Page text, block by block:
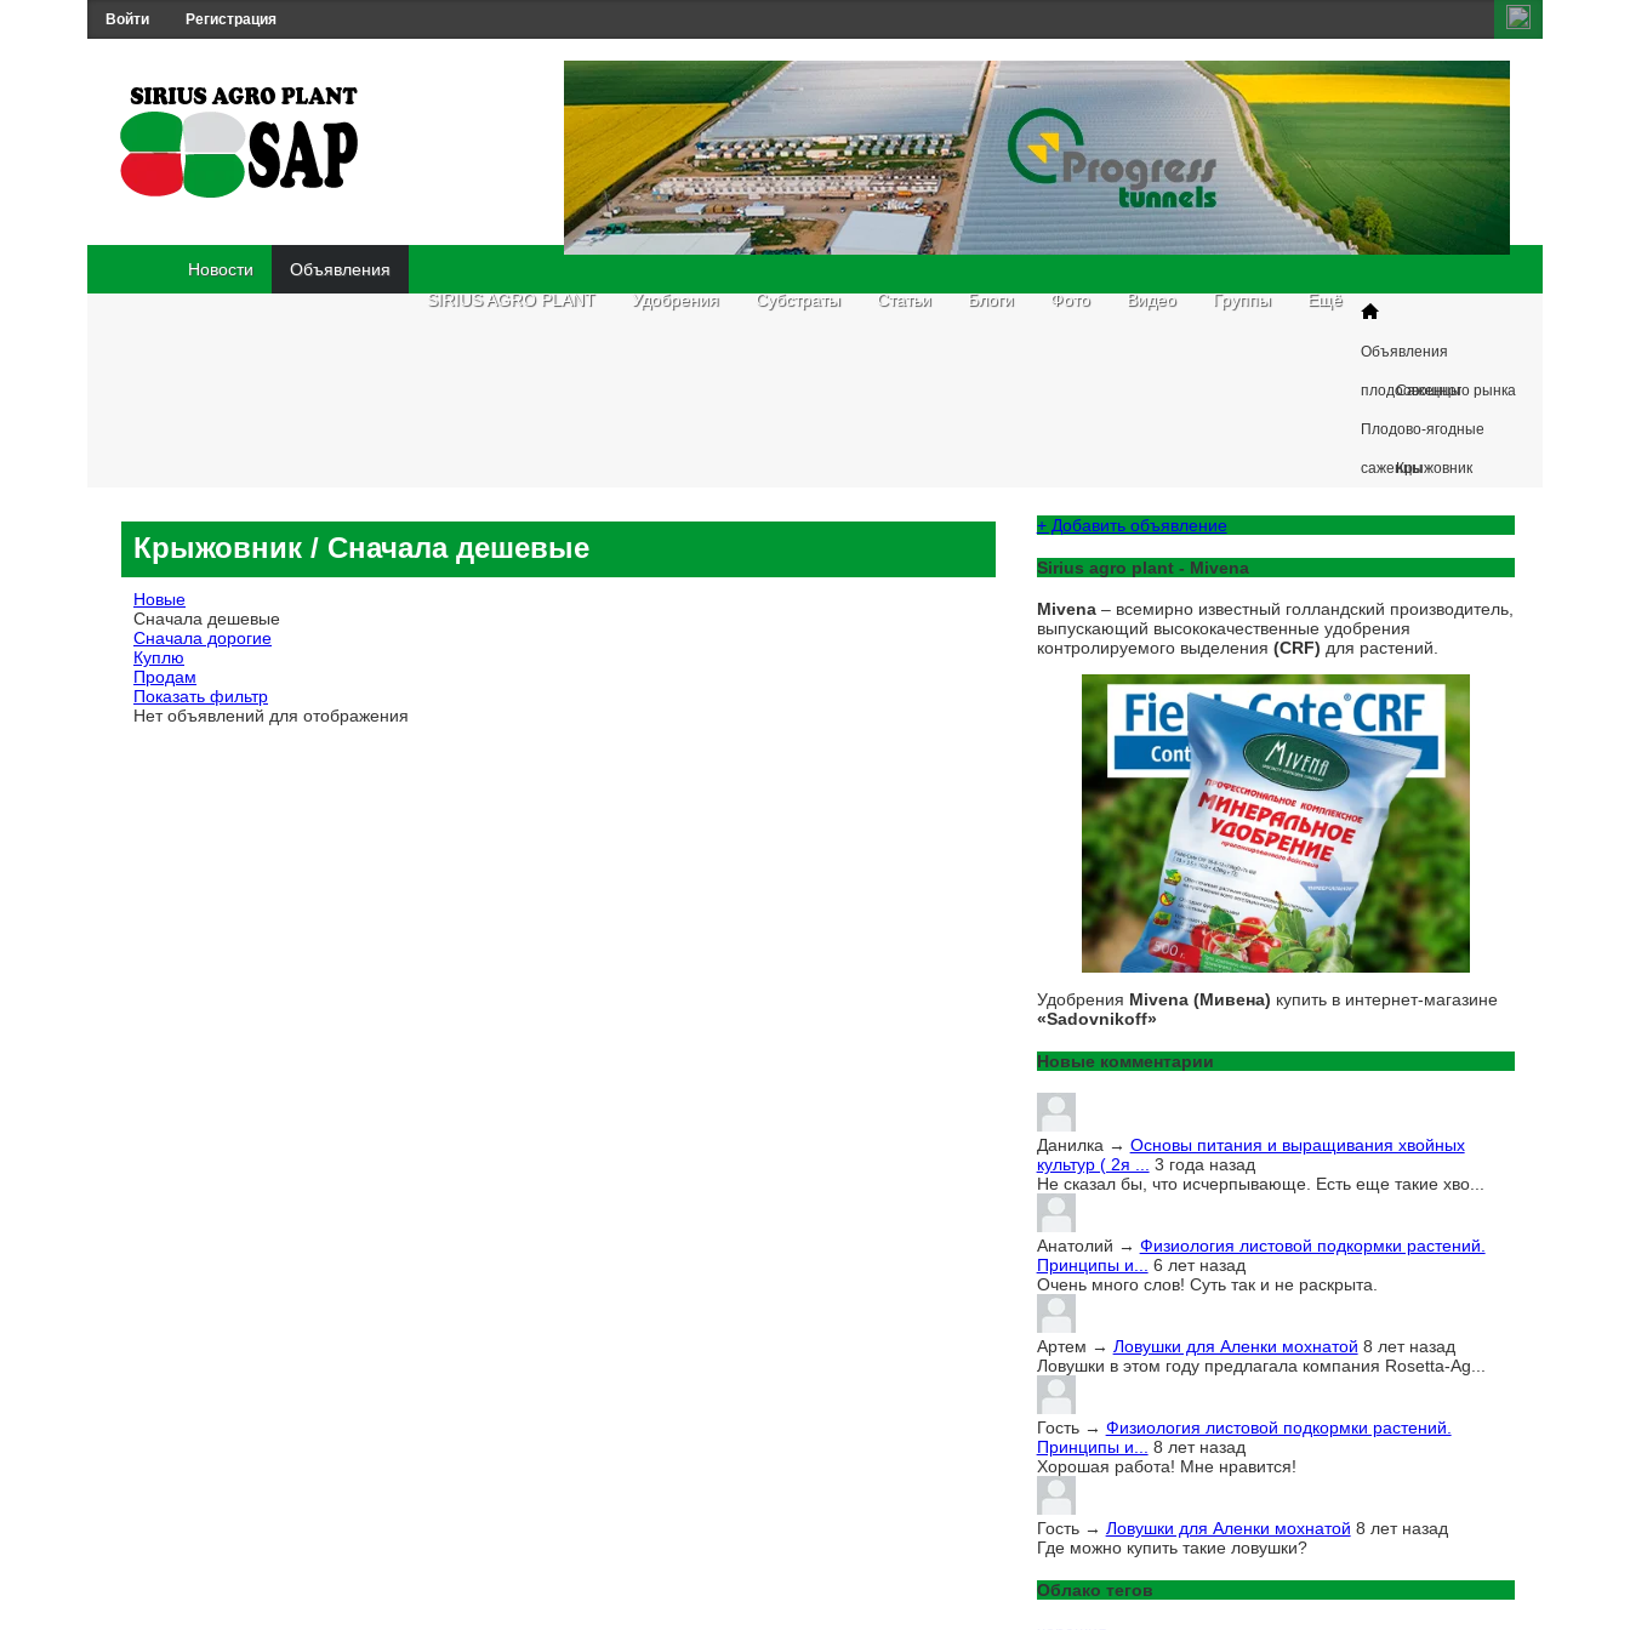
Войти Регистрация
Новости
Объявления
SIRIUS AGRO PLANT
Удобрения Субстраты Статьи Блоги Фото Видео Группы Ещё
Объявления
плодоовощного рынка
Саженцы
Плодово-ягодные
саженцыКрыжовник
Крыжовник / Сначала дешевые
Новые
Сначала дешевые
Сначала дорогие
Куплю
Продам
Показать фильтр
Нет объявлений для отображения
+ Добавить объявление
Sirius agro plant - Mivena
Mivena – всемирно известный голландский производитель,
выпускающий высококачественные удобрения
контролируемого выделения (CRF) для растений.
Удобрения Mivena (Мивена) купить в интернет-магазине
«Sadovnikoff»
Новые комментарии
Данилка→ Основы питания и выращивания хвойных
культур ( 2я ... 3 года назад
Не сказал бы, что исчерпывающе. Есть еще такие хво...
Анатолий → Физиология листовой подкормки растений.
Принципы и... 6 лет назад
Очень много слов! Суть так и не раскрыта.
Артем → Ловушки для Аленки мохнатой 8 лет назад
Ловушки в этом году предлагала компания Rosetta-Ag...
Гость→ Физиология листовой подкормки растений.
Принципы и... 8 лет назад
Хорошая работа! Мне нравится!
Гость→ Ловушки для Аленки мохнатой 8 лет назад
Где можно купить такие ловушки?
Облако тегов